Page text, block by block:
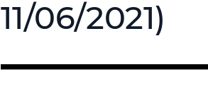
11/06/2021)